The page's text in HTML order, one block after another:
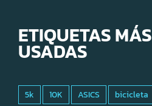
ETIQUETAS MÁS
USADAS
5k 10K ASICS bicicleta